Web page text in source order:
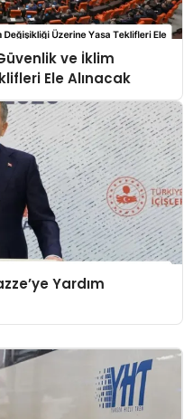
ve İklim
Ele Alınacak
Yardım